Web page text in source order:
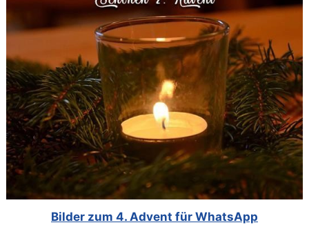
Bilder zum 4. Advent für WhatsApp